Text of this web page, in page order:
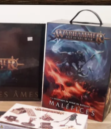
RUINES
FACILE
DE
A
À
Z